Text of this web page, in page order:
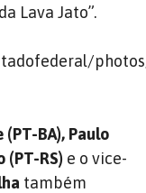
Lava Jato”.
(PT-BA), Paulo
(PT-RS) e o vice-
também